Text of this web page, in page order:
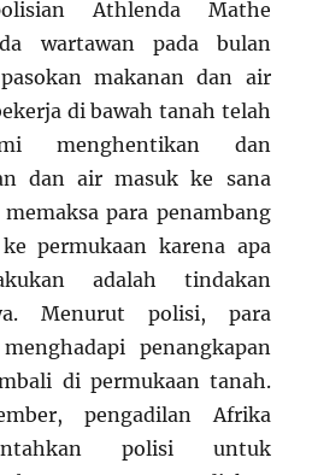
Athlenda Mathe
wartawan pada bulan
makanan dan air
di bawah tanah telah
menghentikan dan
dan air masuk ke sana
para penambang
permukaan karena apa
adalah tindakan
Menurut polisi, para
penangkapan
di permukaan tanah.
pengadilan Afrika
polisi untuk